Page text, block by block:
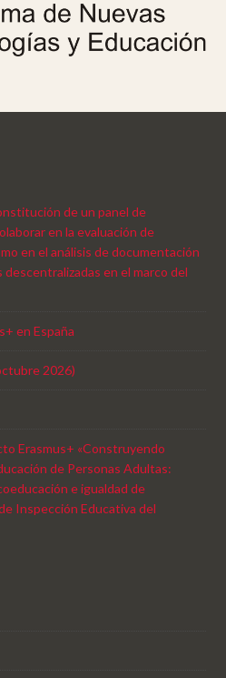
de un panel de
en la evaluación de
en el análisis de documentación
en el marco del
en España
2026)
Erasmus+ «Construyendo
de Personas Adultas:
e igualdad de
Inspección Educativa del